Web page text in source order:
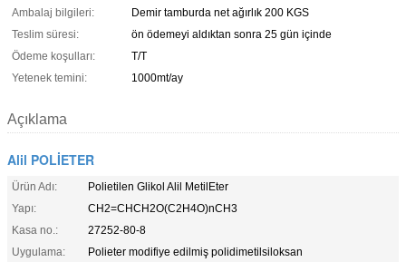
Ambalaj bilgileri:
Demir tamburda net ağırlık 200 KGS
Teslim süresi:
ön ödemeyi aldıktan sonra 25 gün içinde
Ödeme koşulları:
T/T
Yetenek temini:
1000mt/ay
Açıklama
Alil POLİETER
Ürün Adı:
Polietilen Glikol Alil MetilEter
Yapı:
CH2=CHCH2O(C2H4O)nCH3
Kasa no.:
27252-80-8
Uygulama:
Polieter modifiye edilmiş polidimetilsiloksan